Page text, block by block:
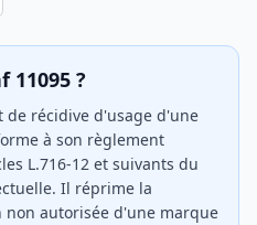
11095 ?
de récidive d'usage d'une
à son règlement
L.716-12 et suivants du
Il réprime la
autorisée d'une marque